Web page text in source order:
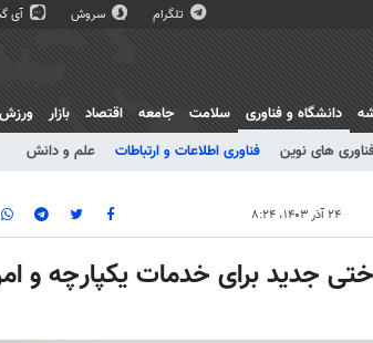
تلگرام سروش آی
دانشگاه و فناوری
های نوین فناوری اطلاعات و ارتباطات علم و دانش
سلامت جامعه اقتصاد بازار ورزش
۲۴ آذر ۱۴۰۳، ۸:۲۴
جدید برای خدمات یکپارچه و